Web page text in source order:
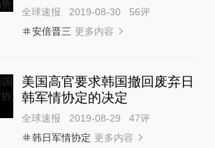
全球速报 2019-08-30 56评
安倍晋三 更多内容
美国高官要求韩国撤回废弃日
韩军情协定的决定
全球速报 2019-08-29 47评
韩日军情协定 更多内容